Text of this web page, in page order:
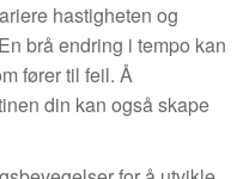
hastigheten og
brå endring i tempo kan
fører til feil. Å
din kan også skape